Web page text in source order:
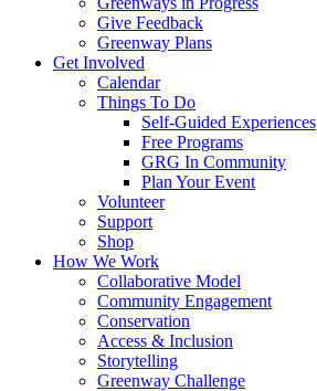
Give Feedback
Greenway Plans
Get Involved
Calendar
Things To Do
Self-Guided Experiences
Free Programs
GRG In Community
Plan Your Event
Volunteer
Support
Shop
How We Work
Collaborative Model
Community Engagement
Conservation
Access & Inclusion
Storytelling
Greenway Challenge